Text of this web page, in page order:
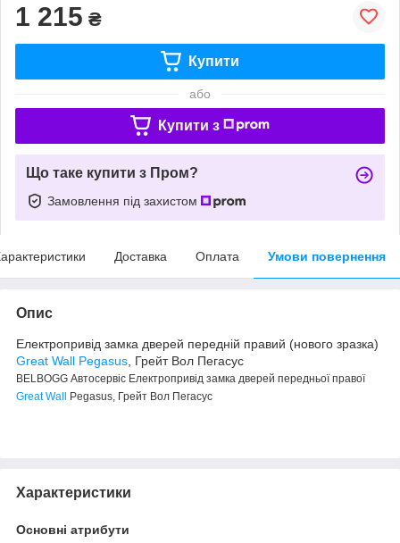
1 215 ₴
Купити
або
Купити з
Що таке купити з Пром?
Замовлення під захистом
Доставка Оплата Умови повернення
Опис
Електропривід замка дверей передній правий (нового зразка)
Great Wall Pegasus , Грейт Вол Пегасус
BELBOGG Автосервіс Електропривід замка дверей передньої правої
Great Wall Pegasus, Грейт Вол Пегасус
Характеристики
Основні атрибути